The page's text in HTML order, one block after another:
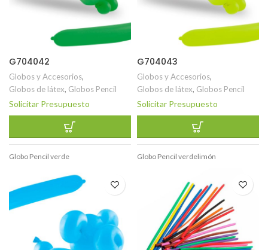
G704042
Globos y Accesorios,
Globos de látex, Globos Pencil
Solicitar Presupuesto
Globo Pencil verde
G704043
Globos y Accesorios,
Globos de látex, Globos Pencil
Solicitar Presupuesto
Globo Pencil verdelimón